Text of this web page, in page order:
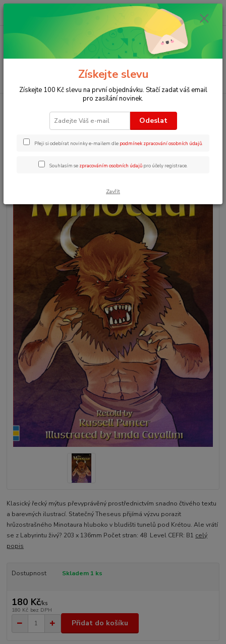
Menu
ks
0 Kč
Zjednodušená četba v angličtině
YR1 - The Minotaur
Klasický řecký mýtus převyprávěný prostřednictvím snadno čtivého textu
a barevných ilustrací. Statečný Theseus přijímá výzvu porazit
hrůzostrašného Minotaura hluboko v bludišti tunelů pod Krétou. Ale vrátí
se z Labyrintu živý? 203 x 136mm Počet stran: 48 Level CEFR: B1 celý
popis
Dostupnost Skladem 1 ks
180 Kč/ks
180 Kč bez DPH
Přidat do košíku
Získejte slevu
Získejte 100 Kč slevu na první objednávku. Stačí zadat váš email
pro zasílání novinek.
Odeslat
Přeji si odebírat novinky e-mailem dle podmínek zpracování osobních údajů.
Souhlasím se zpracováním osobních údajů pro účely registrace.
Zavřít